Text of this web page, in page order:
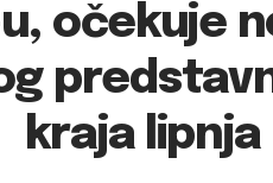
u, očekuje
kraja lipnja